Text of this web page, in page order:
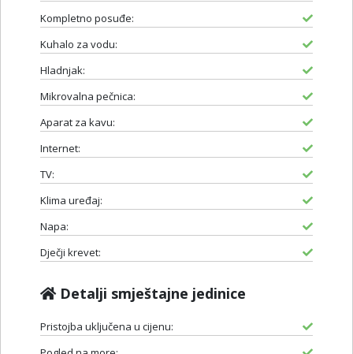
Kompletno posuđe:
Kuhalo za vodu:
Hladnjak:
Mikrovalna pečnica:
Aparat za kavu:
Internet:
TV:
Klima uređaj:
Napa:
Dječji krevet:
Detalji smještajne jedinice
Pristojba uključena u cijenu: